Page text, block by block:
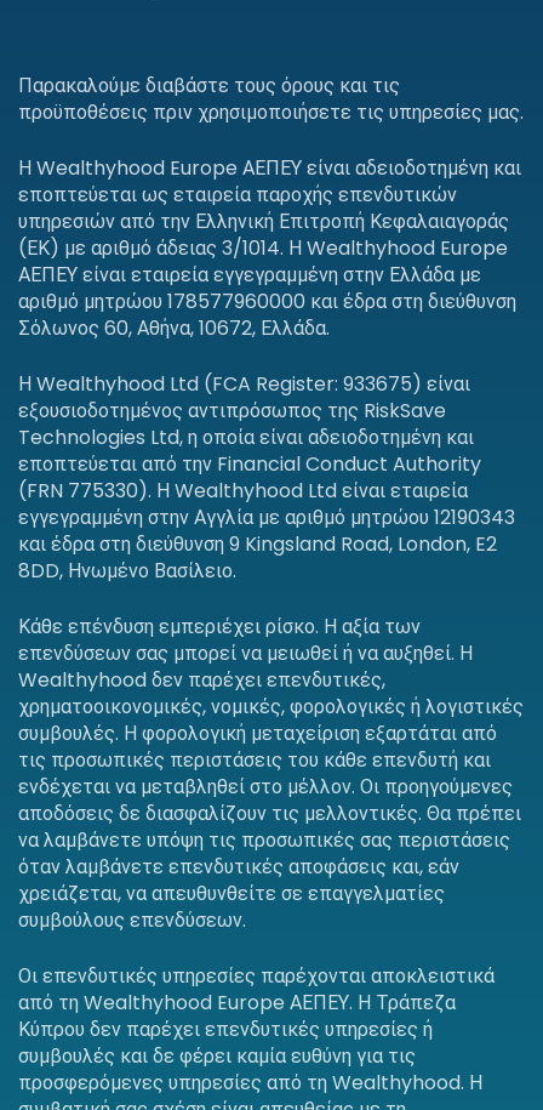
Παρακαλούμε διαβάστε τους όρους και τις
προϋποθέσεις πριν χρησιμοποιήσετε τις υπηρεσίες μας.
Η Wealthyhood Europe ΑΕΠΕΥ είναι αδειοδοτημένη και
εποπτεύεται ως εταιρεία παροχής επενδυτικών
υπηρεσιών από την Ελληνική Επιτροπή Κεφαλαιαγοράς
(ΕΚ) με αριθμό άδειας 3/1014. Η Wealthyhood Europe
ΑΕΠΕΥ είναι εταιρεία εγγεγραμμένη στην Ελλάδα με
αριθμό μητρώου 178577960000 και έδρα στη διεύθυνση
Σόλωνος 60, Αθήνα, 10672, Ελλάδα.
Η Wealthyhood Ltd (FCA Register: 933675) είναι
εξουσιοδοτημένος αντιπρόσωπος της RiskSave
Technologies Ltd, η οποία είναι αδειοδοτημένη και
εποπτεύεται από την Financial Conduct Authority
(FRN 775330). Η Wealthyhood Ltd είναι εταιρεία
εγγεγραμμένη στην Αγγλία με αριθμό μητρώου 12190343
και έδρα στη διεύθυνση 9 Kingsland Road, London, E2
8DD, Ηνωμένο Βασίλειο.
Κάθε επένδυση εμπεριέχει ρίσκο. Η αξία των
επενδύσεων σας μπορεί να μειωθεί ή να αυξηθεί. Η
Wealthyhood δεν παρέχει επενδυτικές,
χρηματοοικονομικές, νομικές, φορολογικές ή λογιστικές
συμβουλές. Η φορολογική μεταχείριση εξαρτάται από
τις προσωπικές περιστάσεις του κάθε επενδυτή και
ενδέχεται να μεταβληθεί στο μέλλον. Οι προηγούμενες
αποδόσεις δε διασφαλίζουν τις μελλοντικές. Θα πρέπει
να λαμβάνετε υπόψη τις προσωπικές σας περιστάσεις
όταν λαμβάνετε επενδυτικές αποφάσεις και, εάν
χρειάζεται, να απευθυνθείτε σε επαγγελματίες
συμβούλους επενδύσεων.
Οι επενδυτικές υπηρεσίες παρέχονται αποκλειστικά
από τη Wealthyhood Europe ΑΕΠΕΥ. Η Τράπεζα
Κύπρου δεν παρέχει επενδυτικές υπηρεσίες ή
συμβουλές και δε φέρει καμία ευθύνη για τις
προσφερόμενες υπηρεσίες από τη Wealthyhood. Η